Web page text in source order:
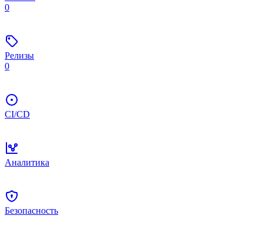
0
Релизы
0
CI/CD
Аналитика
Безопасность